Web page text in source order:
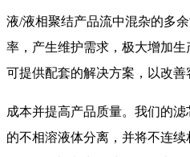
液/液相聚结产品流中混杂的多
率，产生维护需求，极大增加
可提供配套的解决方案，以改善
成本并提高产品质量。我们的
的不相溶液体分离，并将不连